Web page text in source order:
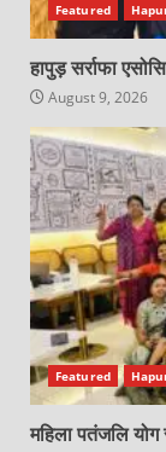
Featured
हापुड़ सर्राफा
August 9, 2026
Featured
महिला पतंजलि